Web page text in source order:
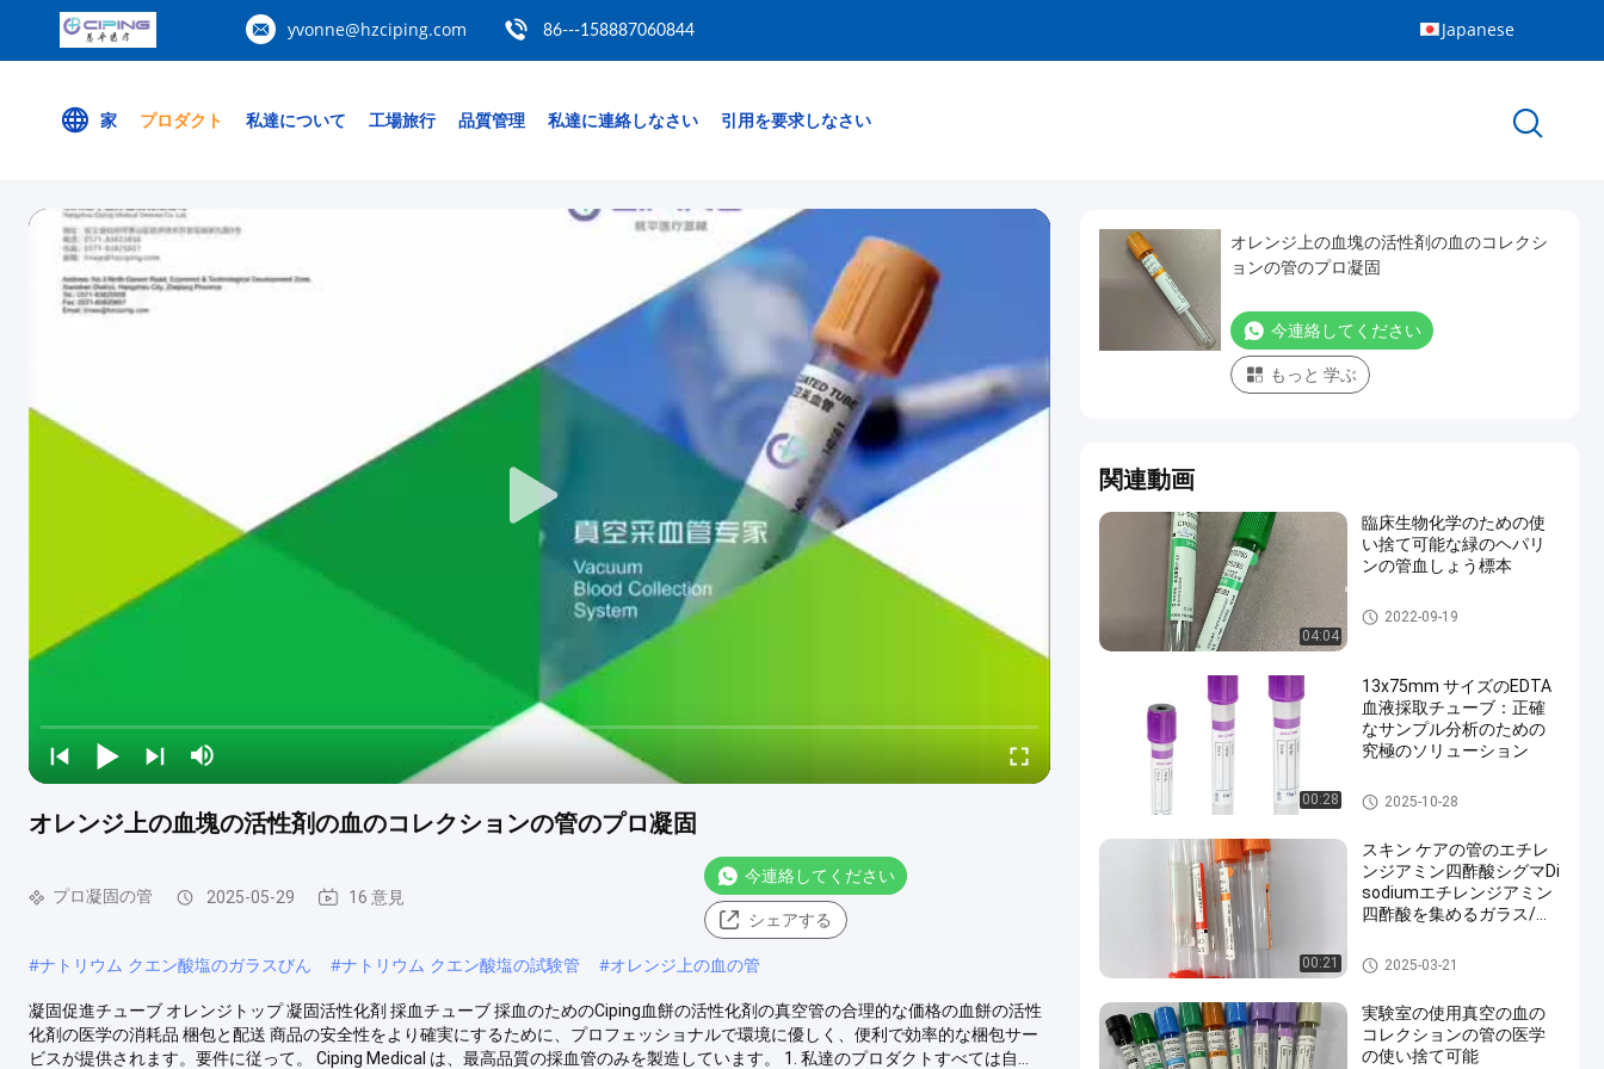
yvonne@hzciping.com 86---158887060844 Japanese
家 プロダクト 私達について 工場旅行 品質管理 私達に連絡しなさい 引用を要求しなさい
オレンジ上の血塊の活性剤の血のコレクションの管のプロ凝固
プロ凝固の管 2025-05-29 16 意見
今連絡してください
シェアする
#ナトリウム クエン酸塩のガラスびん #ナトリウム クエン酸塩の試験管 #オレンジ上の血の管
凝固促進チューブ オレンジトップ 凝固活性化剤 採血チューブ 採血のためのCiping血餅の活性化剤の真空管の合理的な価格の血餅の活性
化剤の医学の消耗品 梱包と配送 商品の安全性をより確実にするために、プロフェッショナルで環境に優しく、便利で効率的な梱包サー
ビスが提供されます。要件に従って。 Ciping Medical は、最高品質の採血管のみを製造しています。 1. 私達のプロダクトすべては自...
オレンジ上の血塊の活性剤の血のコレクシ
ョンの管のプロ凝固
今連絡してください
もっと 学ぶ
関連動画
04:04
臨床生物化学のための使
い捨て可能な緑のヘパリ
ンの管血しょう標本
真空の血のコレクションの管
2022-09-19
00:28
13x75mm サイズのEDTA
血液採取チューブ：正確
なサンプル分析のための
究極のソリューション
エチレンジアミン四酢酸の管
2025-10-28
00:21
スキン ケアの管のエチレ
ンジアミン四酢酸シグマDi
sodiumエチレンジアミン
四酢酸を集めるガラス/ペ
管を集める血
2025-03-21
実験室の使用真空の血の
コレクションの管の医学
の使い捨て可能